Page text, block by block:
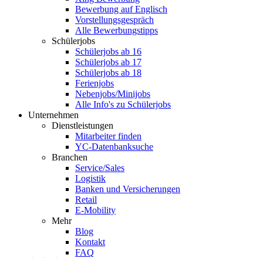
Bewerbung auf Englisch
Vorstellungsgespräch
Alle Bewerbungstipps
Schülerjobs
Schülerjobs ab 16
Schülerjobs ab 17
Schülerjobs ab 18
Ferienjobs
Nebenjobs/Minijobs
Alle Info's zu Schülerjobs
Unternehmen
Dienstleistungen
Mitarbeiter finden
YC-Datenbanksuche
Branchen
Service/Sales
Logistik
Banken und Versicherungen
Retail
E-Mobility
Mehr
Blog
Kontakt
FAQ